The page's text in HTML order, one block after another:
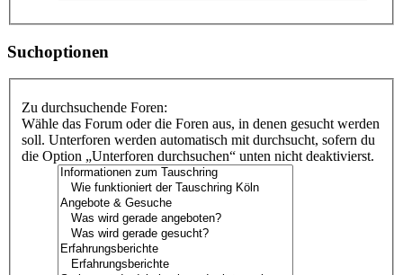
Suchoptionen
Zu durchsuchende Foren:
Wähle das Forum oder die Foren aus, in denen gesucht werden
soll. Unterforen werden automatisch mit durchsucht, sofern du
die Option „Unterforen durchsuchen“ unten nicht deaktivierst.